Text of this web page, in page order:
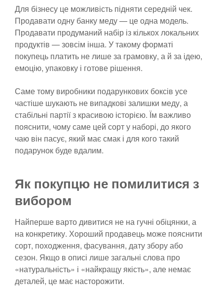
Для бізнесу це можливість підняти середній чек.
Продавати одну банку меду — це одна модель.
Продавати продуманий набір із кількох локальних
продуктів — зовсім інша. У такому форматі
покупець платить не лише за грамовку, а й за ідею,
емоцію, упаковку і готове рішення.
Саме тому виробники подарункових боксів усе
частіше шукають не випадкові залишки меду, а
стабільні партії з красивою історією. Їм важливо
пояснити, чому саме цей сорт у наборі, до якого
чаю він пасує, який має смак і для кого такий
подарунок буде вдалим.
Як покупцю не помилитися з
вибором
Найперше варто дивитися не на гучні обіцянки, а
на конкретику. Хороший продавець може пояснити
сорт, походження, фасування, дату збору або
сезон. Якщо в описі лише загальні слова про
«натуральність» і «найкращу якість», але немає
деталей, це має насторожити.